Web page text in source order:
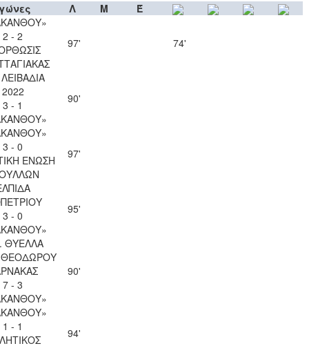
Λ Μ
Έ
2 - 2
97' 74'
2022
3 - 1
90'
3 - 0
ΕΝΩΣΗ
97'
3 - 0
95'
ΘΥΕΛΛΑ
ΘΕΟΔΩΡΟΥ
7 - 3
90'
1 - 1
94'